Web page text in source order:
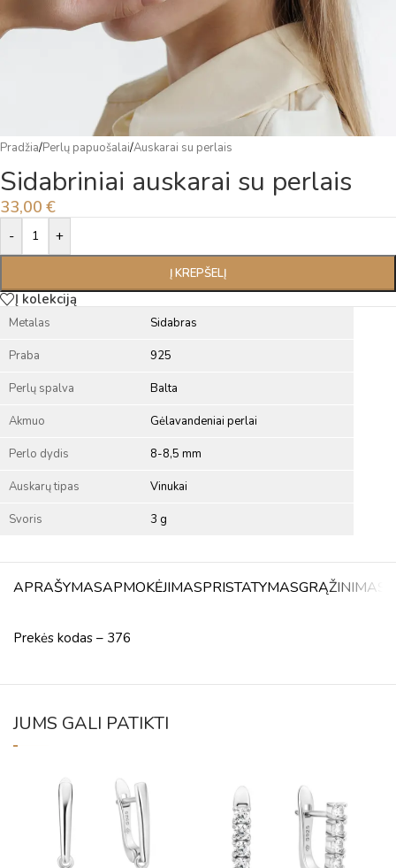
Pradžia/Perlų papuošalai/Auskarai su perlais
Sidabriniai auskarai su perlais
33,00 €
- +
Į KREPŠELĮ
Alternative:
Į kolekciją
Metalas Sidabras
Praba 925
Perlų spalva Balta
Akmuo Gėlavandeniai perlai
Perlo dydis 8-8,5 mm
Auskarų tipas Vinukai
Svoris 3 g
APRAŠYMASAPMOKĖJIMASPRISTATYMASGRĄŽINIMAS
Prekės kodas – 376
JUMS GALI PATIKTI